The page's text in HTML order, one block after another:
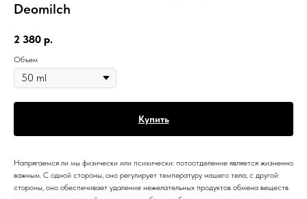
Deomilch
2 380 р.
Объем
Купить
Напрягаемся ли мы физически или психически: потоотделение является жизненно
важным. С одной стороны, оно регулирует температуру нашего тела, с другой
стороны, оно обеспечивает удаление нежелательных продуктов обмена веществ